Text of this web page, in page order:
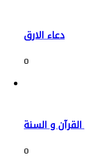
دعاء الارق
0
و السنة
0